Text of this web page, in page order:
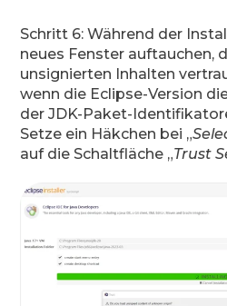
Schritt 6: Während der
neues Fenster auftauchen,
unsignierten Inhalten
wenn die Eclipse-Version
der JDK-Paket-
Setze ein Häkchen bei „
auf die Schaltfläche „Trust